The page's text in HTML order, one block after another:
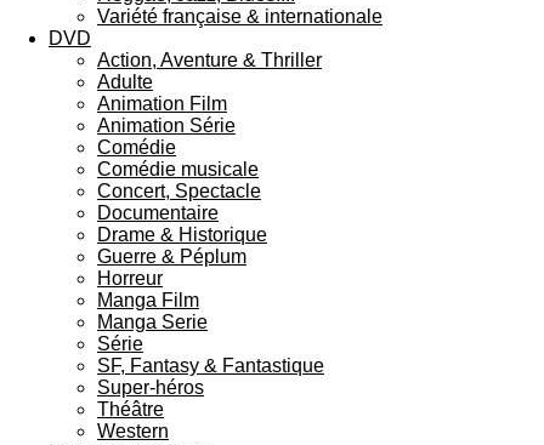
Variété française & internationale
DVD
Action, Aventure & Thriller
Adulte
Animation Film
Animation Série
Comédie
Comédie musicale
Concert, Spectacle
Documentaire
Drame & Historique
Guerre & Péplum
Horreur
Manga Film
Manga Serie
Série
SF, Fantasy & Fantastique
Super-héros
Théâtre
Western